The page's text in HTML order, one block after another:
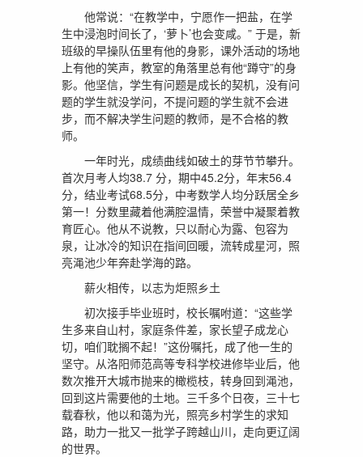
他常说：“在教学中，宁愿作一把盐，在学
生中浸泡时间长了，‘萝卜’也会变咸。” 于是，新
班级的早操队伍里有他的身影，课外活动的场地
上有他的笑声，教室的角落里总有他“蹲守”的身
影。他坚信，学生有问题是成长的契机，没有问
题的学生就没学问，不提问题的学生就不会进
步，而不解决学生问题的教师，是不合格的教
师。
一年时光，成绩曲线如破土的芽节节攀升。
首次月考人均38.7 分，期中45.2分，年末56.4
分，结业考试68.5分，中考数学人均分跃居全乡
第一！分数里藏着他满腔温情，荣誉中凝聚着教
育匠心。他从不说教，只以耐心为露、包容为
泉，让冰冷的知识在指间回暖，流转成星河，照
亮渑池少年奔赴学海的路。
薪火相传，以志为炬照乡土
初次接手毕业班时，校长嘱咐道：“这些学
生多来自山村，家庭条件差，家长望子成龙心
切，咱们耽搁不起！”这份嘱托，成了他一生的
坚守。从洛阳师范高等专科学校进修毕业后，他
数次推开大城市抛来的橄榄枝，转身回到渑池，
回到这片需要他的土地。三千多个日夜，三十七
载春秋，他以和蔼为光，照亮乡村学生的求知
路，助力一批又一批学子跨越山川，走向更辽阔
的世界。